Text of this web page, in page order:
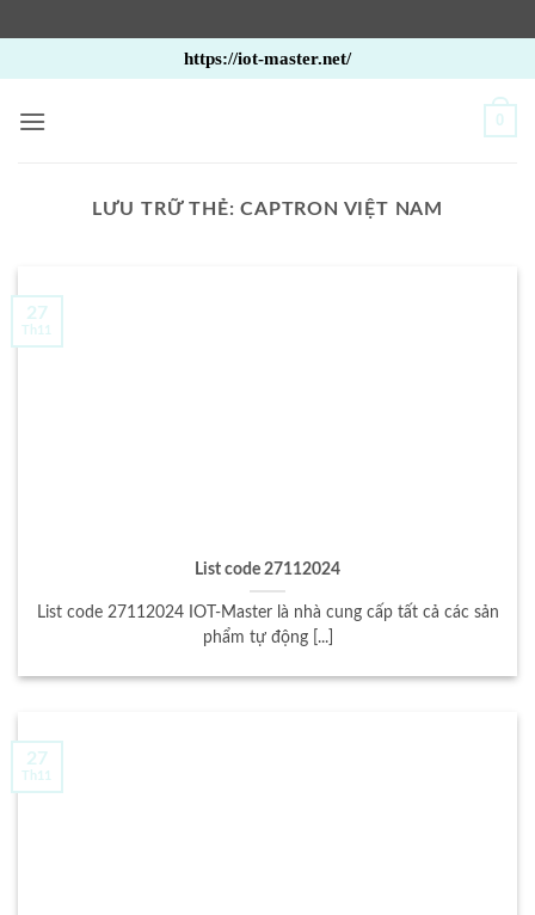
qua
nội
https://iot-master.net/
0
LƯU TRỮ THẺ:CAPTRON VIỆT NAM
List code 27112024
List code 27112024 IOT-Master là nhà cung cấp tất cả các sản
phẩm tự động [...]
27
Th11
27
Th11